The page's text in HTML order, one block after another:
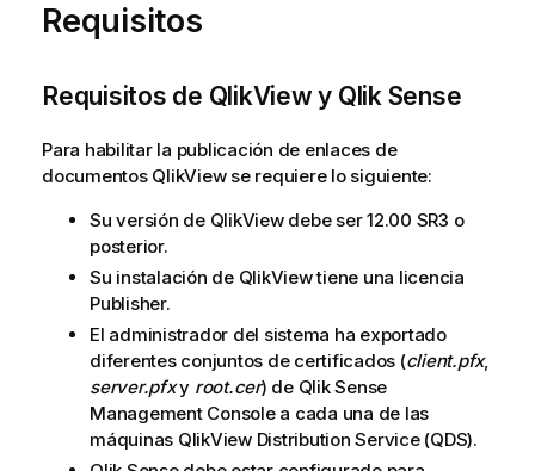
Requisitos
Requisitos de QlikView y Qlik Sense
Para habilitar la publicación de enlaces de
documentos QlikViewse requiere lo siguiente:
Su versión de QlikViewdebe ser 12.00 SR3 o
posterior.
Su instalación de QlikViewtiene una licencia
Publisher.
El administrador del sistema ha exportado
diferentes conjuntos de certificados (client.pfx,
server.pfxy root.cer) de Qlik Sense
Management Consolea cada una de las
máquinas QlikView Distribution Service (QDS).